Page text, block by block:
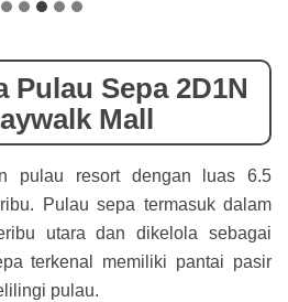
Pulau Sepa 2D1N
Mall
pulau resort dengan luas 6.5
Pulau sepa termasuk dalam
utara dan dikelola sebagai
terkenal memiliki pantai pasir
pulau.